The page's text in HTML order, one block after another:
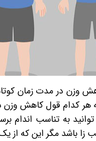
وزن در مدت زمان
کدام قول کاهش وزن
به تناسب اندام
زا باشد مگر این که از